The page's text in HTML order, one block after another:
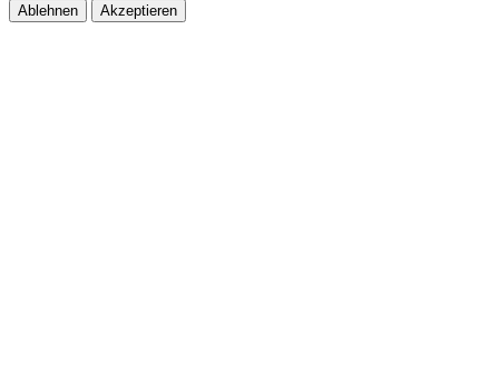
Ablehnen Akzeptieren